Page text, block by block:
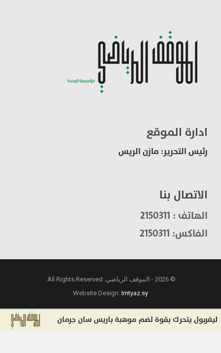
ادارة الموقع
رئيس التحرير: مازن الريس
الاتصال بنا
الهاتف : 2150311
الفاكس: 2150311
© 2026 - الموقف الرياضي. All Rights Reserved.
Website Design:Imtyaz.sy
يتحرك بقوة لضم موهبة باريس سان جرمان بعد